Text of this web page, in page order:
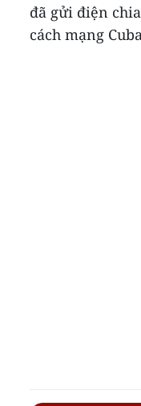
đã gửi điện
cách mạng